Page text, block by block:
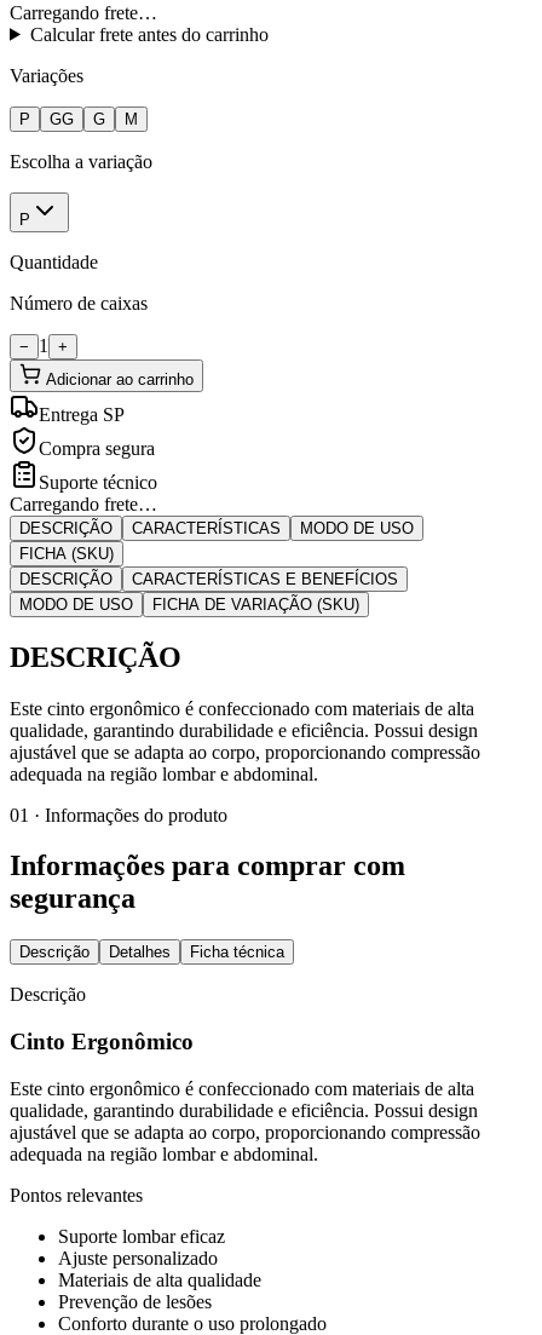
Carregando frete…
Calcular frete antes do carrinho
Variações
P GG G M
Escolha a variação
P
Quantidade
Número de caixas
− 1
+
Adicionar ao carrinho
Entrega SP
Compra segura
Suporte técnico
Carregando frete…
DESCRIÇÃO CARACTERÍSTICAS
MODO DE USO
FICHA (SKU)
DESCRIÇÃO
CARACTERÍSTICAS E BENEFÍCIOS
MODO DE USO
FICHA DE VARIAÇÃO (SKU)
DESCRIÇÃO
Este cinto ergonômico é confeccionado com materiais de alta
qualidade, garantindo durabilidade e eficiência. Possui design
ajustável que se adapta ao corpo, proporcionando compressão
adequada na região lombar e abdominal.
01 · Informações do produto
Informações para comprar com
segurança
Descrição Detalhes Ficha técnica
Descrição
Cinto Ergonômico
Este cinto ergonômico é confeccionado com materiais de alta
qualidade, garantindo durabilidade e eficiência. Possui design
ajustável que se adapta ao corpo, proporcionando compressão
adequada na região lombar e abdominal.
Pontos relevantes
Suporte lombar eficaz
Ajuste personalizado
Materiais de alta qualidade
Prevenção de lesões
Conforto durante o uso prolongado